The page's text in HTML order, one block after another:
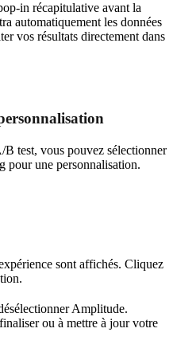
in récapitulative avant la
automatiquement les données
vos résultats directement dans
test, vous pouvez sélectionner
pour une personnalisation.
sont affichés. Cliquez
Amplitude.
ou à mettre à jour votre